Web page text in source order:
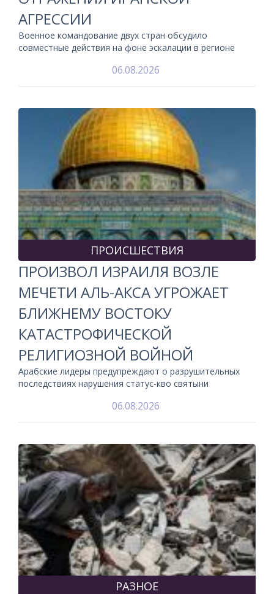
АГРЕССИИ
Военное командование двух стран обсудило
совместные действия на фоне эскалации в регионе
06.08.2026
ПРОИСШЕСТВИЯ
ПРОИЗВОЛ ИЗРАИЛЯ ВОЗЛЕ
МЕЧЕТИ АЛЬ-АКСА УГРОЖАЕТ
БЛИЖНЕМУ ВОСТОКУ
КАТАСТРОФИЧЕСКОЙ
РЕЛИГИОЗНОЙ ВОЙНОЙ
Арабские лидеры предупреждают о разрушительных
последствиях нарушения статус-кво святыни
06.08.2026
РАЗНОЕ